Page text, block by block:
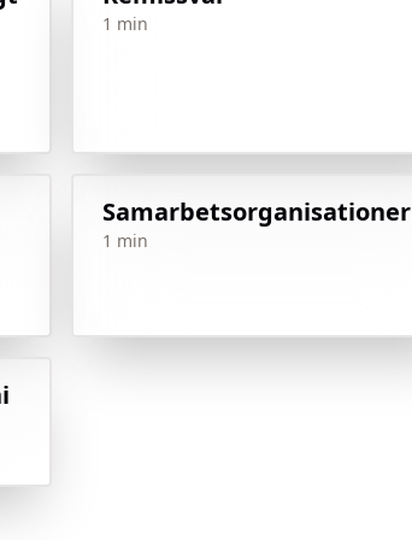
1 min
Samarbetsorganisationer
1 min